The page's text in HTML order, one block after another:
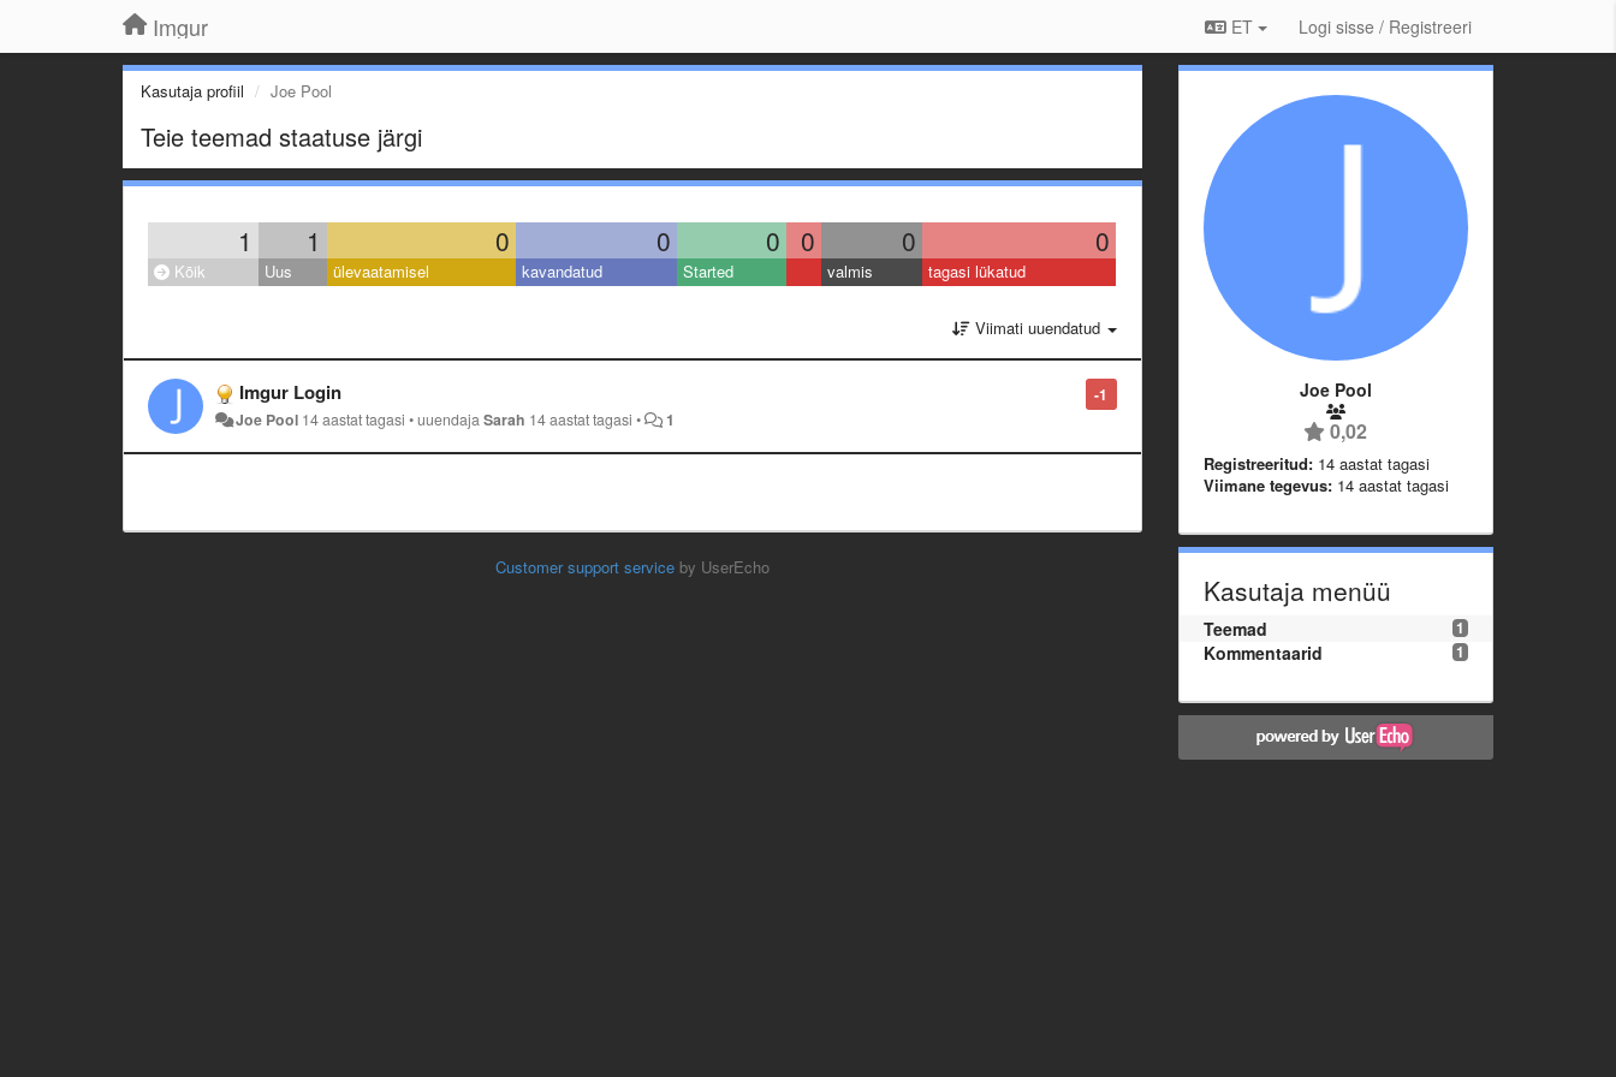
Imgur ET Logi sisse / Registreeri
Kasutaja profiil Joe Pool
Teie teemad staatuse järgi
1 1 0 0 0 0 0 0
Kõik Uus ülevaatamisel kavandatud Started valmis tagasi lükatud
Viimati uuendatud
-1
Imgur Login
Joe Pool 14 aastat tagasi •uuendajaSarah 14 aastat tagasi • 1
Customer support serviceby UserEcho
Joe Pool
0,02
Registreeritud: 14 aastat tagasi
Viimane tegevus: 14 aastat tagasi
Kasutaja menüü
1
Teemad
1
Kommentaarid